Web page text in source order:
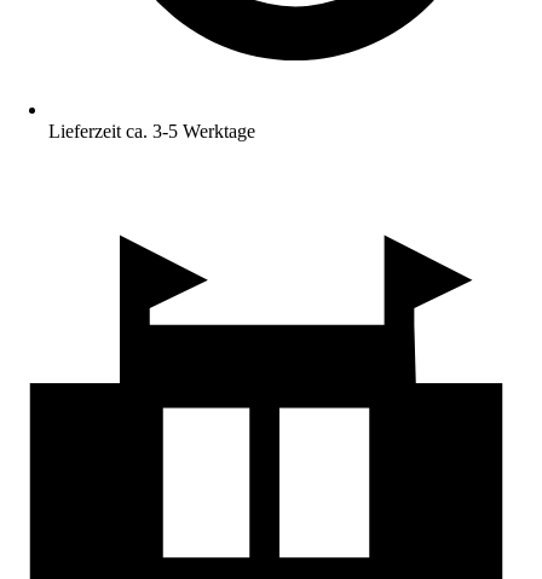
Lieferzeit ca. 3-5 Werktage